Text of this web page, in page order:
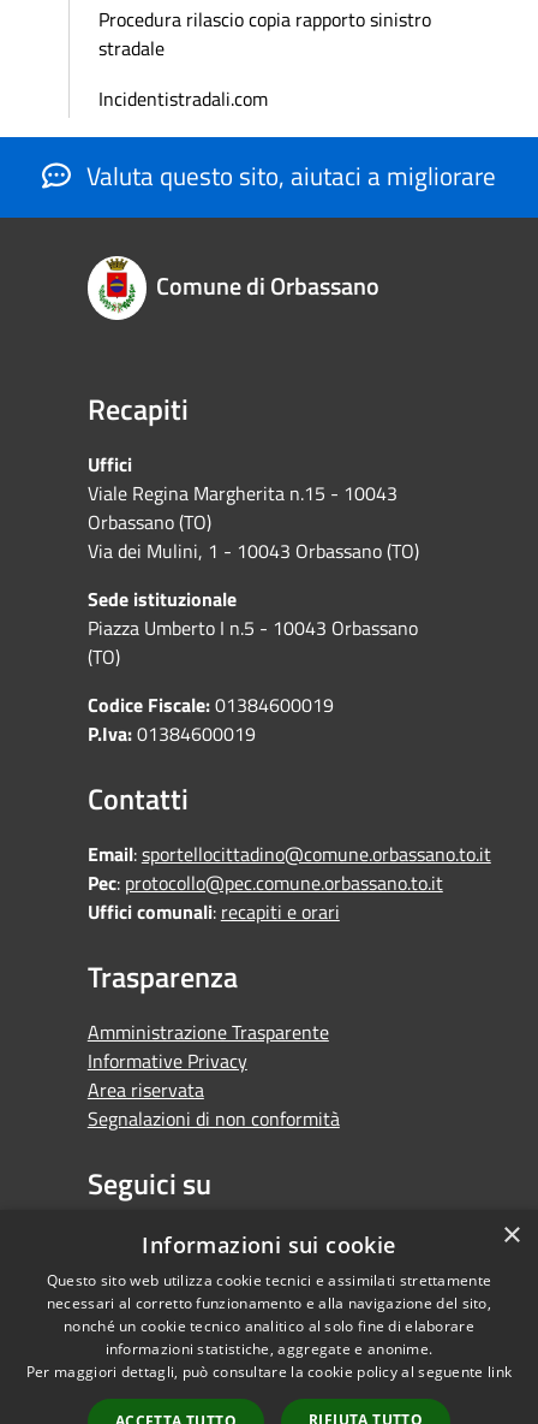
Procedura rilascio copia rapporto sinistro
stradale
Incidentistradali.com
Valuta questo sito, aiutaci a migliorare
Comune di Orbassano
Recapiti
Uffici
Viale Regina Margherita n.15 - 10043
Orbassano (TO)
Via dei Mulini, 1 - 10043 Orbassano (TO)
Sede istituzionale
Piazza Umberto I n.5 - 10043 Orbassano
(TO)
Codice Fiscale:01384600019
P.Iva:01384600019
Contatti
Email:sportellocittadino@comune.orbassano.to.it
Pec: protocollo@pec.comune.orbassano.to.it
Uffici comunali: recapiti e orari
Trasparenza
Amministrazione Trasparente
Informative Privacy
Area riservata
Segnalazioni di non conformità
Seguici su
FacebookYoutubeWhatsapp
RSS
Accessibilità
Privacy
Copyright © 2026 •
Comune di Orbassano •
Powered by
×
Informazioni sui cookie
Questo sito web utilizza cookie tecnici e assimilati strettamente
necessari al corretto funzionamento e alla navigazione del sito,
nonché un cookie tecnico analitico al solo fine di elaborare
informazioni statistiche, aggregate e anonime.
Per maggiori dettagli, può consultare la cookie policy al seguente link
RIFIUTA TUTTO